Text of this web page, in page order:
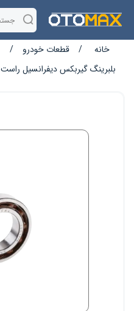
خانه / قطعات خودرو /
بلبرینگ گیربکس دیفرانسیل راست SNR رنو ال 90